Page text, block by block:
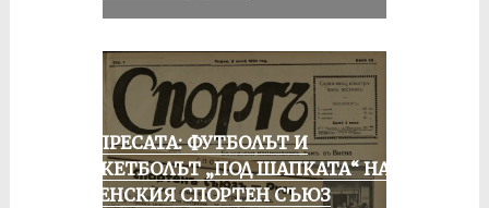
ОТ ПРЕСАТА: ФУТБОЛЪТ И
БАСКЕТБОЛЪТ „ПОД ШАПКАТА“ НА
РУСЕНСКИЯ СПОРТЕН СЪЮЗ